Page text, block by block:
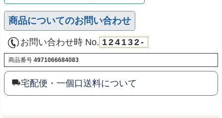
商品についてのお問い合わせ
お問い合わせ時 No. 124132-
商品番号 4971066684083
宅配便・一個口送料について